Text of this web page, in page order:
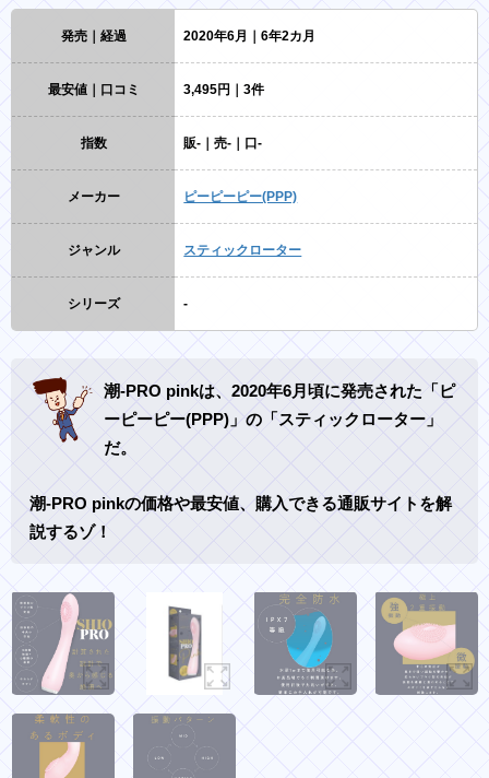
発売｜経過 2020年6月｜6年2カ月
最安値｜口コミ 3,495円｜3件
指数 販-｜売-｜口-
メーカー ピーピーピー(PPP)
ジャンル スティックローター
シリーズ -
潮-PRO pinkは、2020年6月頃に発売された「ピ
ーピーピー(PPP)」の「スティックローター」
だ。
潮-PRO pinkの価格や最安値、購入できる通販サイトを解
説するゾ！